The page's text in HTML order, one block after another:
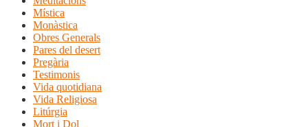
Mística
Monàstica
Obres Generals
Pares del desert
Pregària
Testimonis
Vida quotidiana
Vida Religiosa
Litúrgia
Mort i Dol